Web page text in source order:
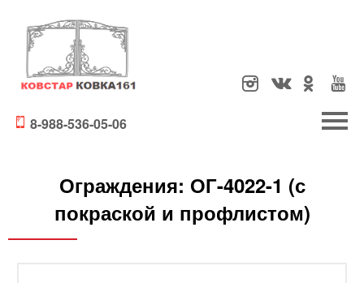
8-988-536-05-06
Ограждения: ОГ-4022-1 (с
покраской и профлистом)